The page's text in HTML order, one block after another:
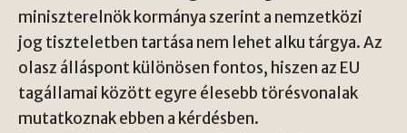
miniszterelnök kormánya szerint a nemzetközi
jog tiszteletben tartása nem lehet alku tárgya. Az
olasz álláspont különösen fontos, hiszen az EU
tagállamai között egyre élesebb törésvonalak
mutatkoznak ebben a kérdésben.